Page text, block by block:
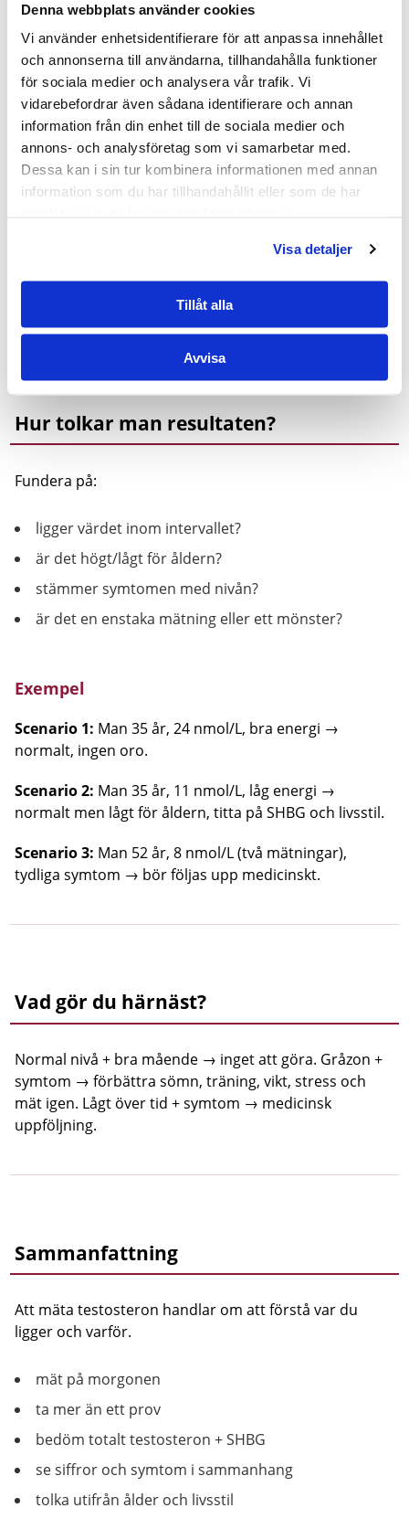
Denna webbplats använder cookies
Vi använder enhetsidentifierare för att anpassa innehållet
och annonserna till användarna, tillhandahålla funktioner
för sociala medier och analysera vår trafik. Vi
vidarebefordrar även sådana identifierare och annan
information från din enhet till de sociala medier och
annons- och analysföretag som vi samarbetar med.
Dessa kan i sin tur kombinera informationen med annan
information som du har tillhandahållit eller som de har
Visa detaljer
Tillåt alla
Avvisa
Vanliga misstag vid testosteronmätning
provet tas på eftermiddagen
endast en mätning används
slutsatser baseras enbart på referensgränser
Hur tolkar man resultaten?
Fundera på:
ligger värdet inom intervallet?
är det högt/lågt för åldern?
stämmer symtomen med nivån?
är det en enstaka mätning eller ett mönster?
Exempel
Scenario 1: Man 35 år, 24 nmol/L, bra energi →
normalt, ingen oro.
Scenario 2: Man 35 år, 11 nmol/L, låg energi →
normalt men lågt för åldern, titta på SHBG och livsstil.
Scenario 3: Man 52 år, 8 nmol/L (två mätningar),
tydliga symtom → bör följas upp medicinskt.
Vad gör du härnäst?
Normal nivå + bra mående → inget att göra. Gråzon +
symtom → förbättra sömn, träning, vikt, stress och
mät igen. Lågt över tid + symtom → medicinsk
uppföljning.
Sammanfattning
Att mäta testosteron handlar om att förstå var du
ligger och varför.
mät på morgonen
ta mer än ett prov
bedöm totalt testosteron + SHBG
se siffror och symtom i sammanhang
tolka utifrån ålder och livsstil